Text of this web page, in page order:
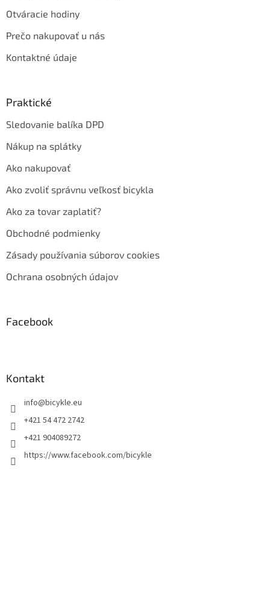
Otváracie hodiny
Prečo nakupovať u nás
Kontaktné údaje
Praktické
Sledovanie balíka DPD
Nákup na splátky
Ako nakupovať
Ako zvoliť správnu veľkosť bicykla
Ako za tovar zaplatiť?
Obchodné podmienky
Zásady používania súborov cookies
Ochrana osobných údajov
Facebook
Kontakt
info@bicykle.eu
+421 54 472 2742
+421 904089272
https://www.facebook.com/bicykle